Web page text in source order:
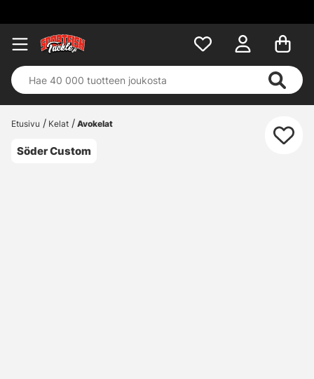
Etusivu Kelat Avokelat
Söder Custom